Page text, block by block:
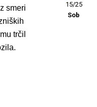
smeri
trčil
15/25
Sob